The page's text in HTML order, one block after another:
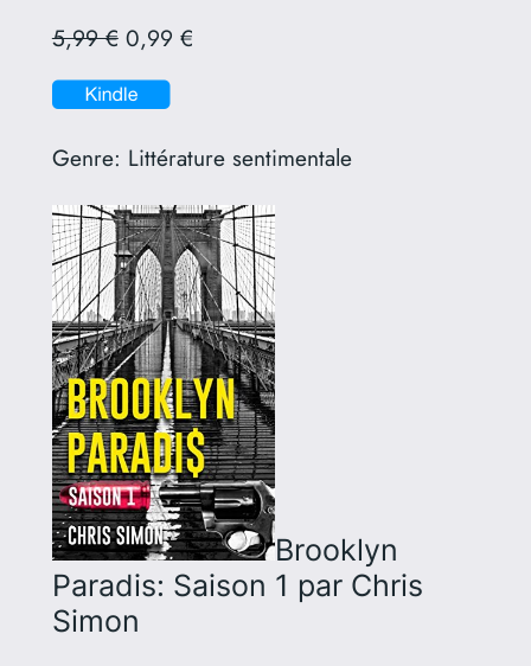
5,99 €0,99 €
Genre: Littérature sentimentale
Brooklyn
Paradis: Saison 1 par Chris
Simon